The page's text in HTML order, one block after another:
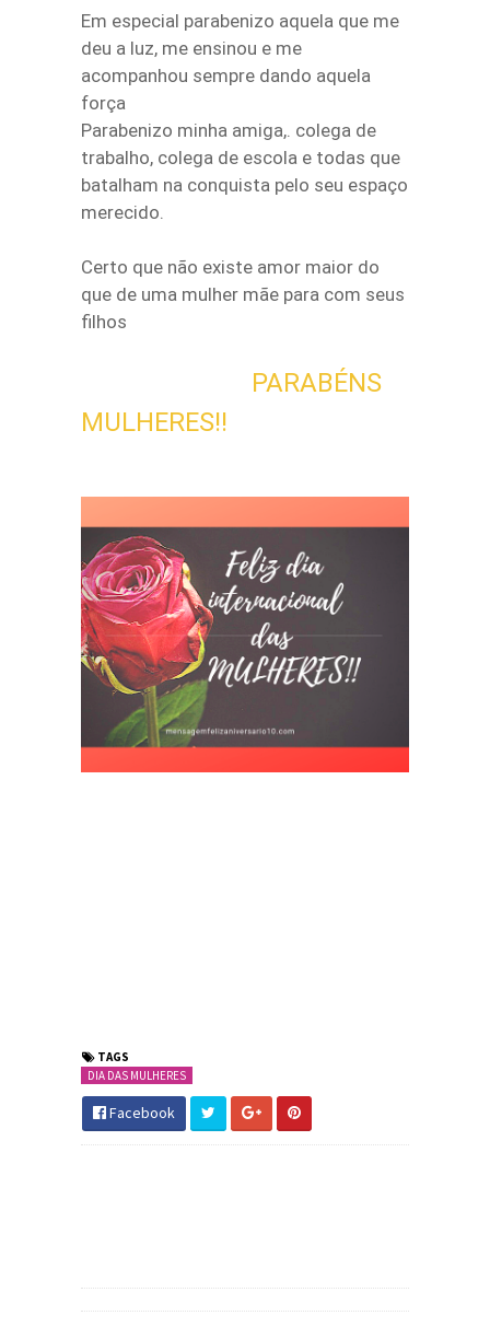
Em especial parabenizo aquela que me
deu a luz, me ensinou e me
acompanhou sempre dando aquela
força
Parabenizo minha amiga,. colega de
trabalho, colega de escola e todas que
batalham na conquista pelo seu espaço
merecido.
Certo que não existe amor maior do
que de uma mulher mãe para com seus
filhos
PARABÉNS
MULHERES!!
TAGS
DIA DAS MULHERES
Facebook